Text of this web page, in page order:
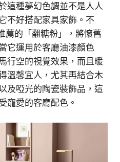
這種夢幻色調並不是人人
不好搭配家具家飾。不
薦的「翻糖粉」，將懷舊
它運用於客廳油漆顏色
行空的視覺效果，而且暖
溫馨宜人，尤其再結合木
及啞光的陶瓷裝飾品，這
寵愛的客廳配色。